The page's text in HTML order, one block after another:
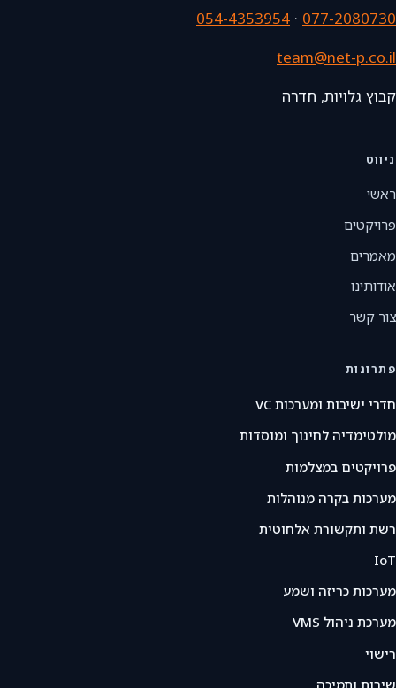
077-2080730
·
054-4353954
team@net-p.co.il
קבוץ גלויות, חדרה
ניווט
ראשי
פרויקטים
מאמרים
אודותינו
צור קשר
פתרונות
חדרי ישיבות ומערכות VC
מולטימדיה לחינוך ומוסדות
פרויקטים במצלמות
מערכות בקרה מנוהלות
רשת ותקשורת אלחוטית
IoT
מערכות כריזה ושמע
מערכת ניהול VMS
רישוי
שירות ותמיכה